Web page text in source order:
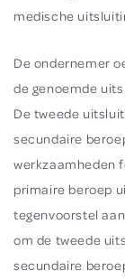
medische
De ondernemer
de genoemde
De tweede
secundaire
werkzaamheden
primaire beroep
tegenvoorstel
om de tweede
secundaire